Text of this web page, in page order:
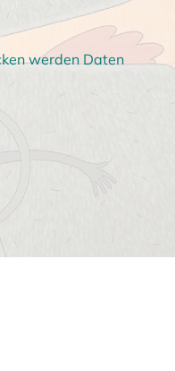
werden Daten